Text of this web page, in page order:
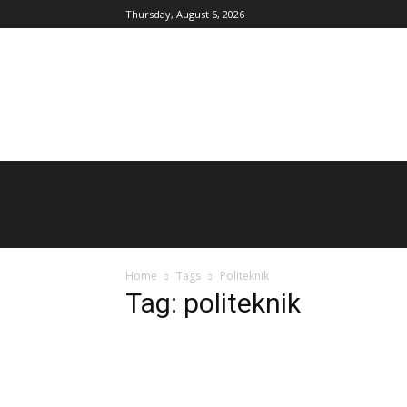
Thursday, August 6, 2026
Home Tags Politeknik
Tag: politeknik